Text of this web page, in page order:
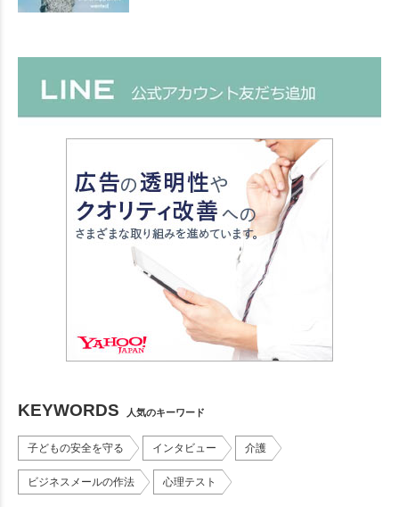
KEYWORDS 人気のキーワード
子どもの安全を守る インタビュー 介護
ビジネスメールの作法 心理テスト